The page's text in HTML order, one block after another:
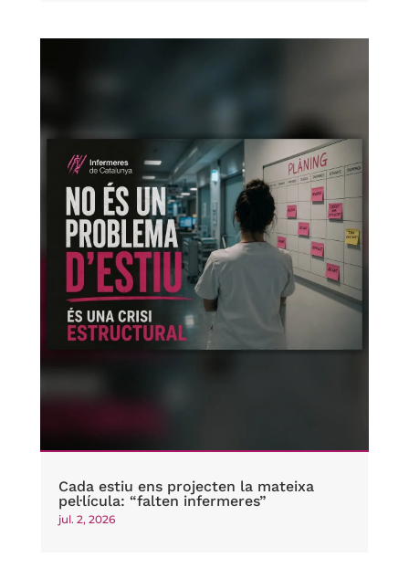
Cada estiu ens projecten la mateixa
pel·lícula: “falten infermeres”
jul. 2, 2026